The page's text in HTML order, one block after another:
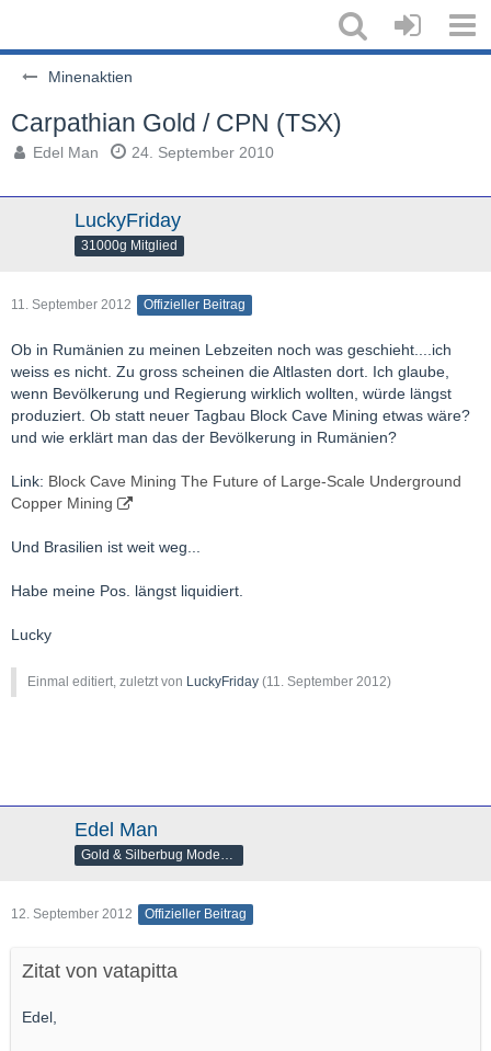
Minenaktien
Carpathian Gold / CPN (TSX)
Edel Man 24. September 2010
LuckyFriday
31000g Mitglied
11. September 2012 Offizieller Beitrag
Ob in Rumänien zu meinen Lebzeiten noch was geschieht....ich
weiss es nicht. Zu gross scheinen die Altlasten dort. Ich glaube,
wenn Bevölkerung und Regierung wirklich wollten, würde längst
produziert. Ob statt neuer Tagbau Block Cave Mining etwas wäre?
und wie erklärt man das der Bevölkerung in Rumänien?
Link: Block Cave Mining The Future of Large-Scale Underground
Copper Mining
Und Brasilien ist weit weg...
Habe meine Pos. längst liquidiert.
Lucky
Einmal editiert, zuletzt von LuckyFriday (11. September 2012)
Edel Man
12. September 2012 Offizieller Beitrag
Zitat von vatapitta
Edel,